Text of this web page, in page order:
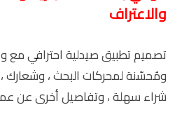
والاعتراف
تصميم تطبيق صيدلية احترافي مع
ومُحسّنة لمحركات البحث ، وشعارك
شراء سهلة ، وتفاصيل أخرى عن